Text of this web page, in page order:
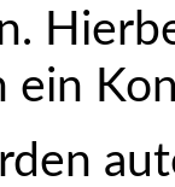
ein